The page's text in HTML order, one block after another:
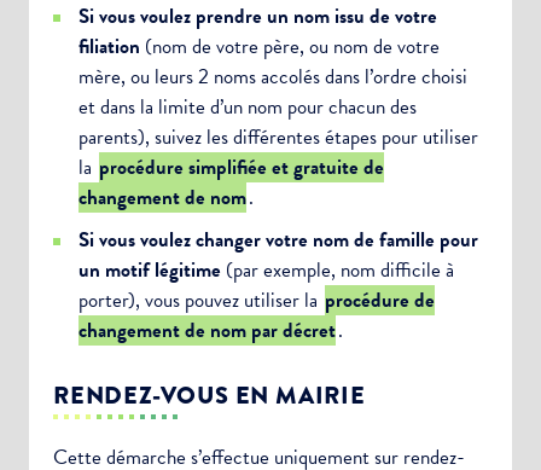
Si vous voulez prendre un nom issu de votre
filiation (nom de votre père, ou nom de votre
mère, ou leurs 2 noms accolés dans l’ordre choisi
et dans la limite d’un nom pour chacun des
parents), suivez les différentes étapes pour utiliser
la procédure simplifiée et gratuite de
changement de nom.
Si vous voulez changer votre nom de famille pour
un motif légitime (par exemple, nom difficile à
porter), vous pouvez utiliser la procédure de
changement de nom par décret.
RENDEZ-VOUS EN MAIRIE
Cette démarche s’effectue uniquement sur rendez-